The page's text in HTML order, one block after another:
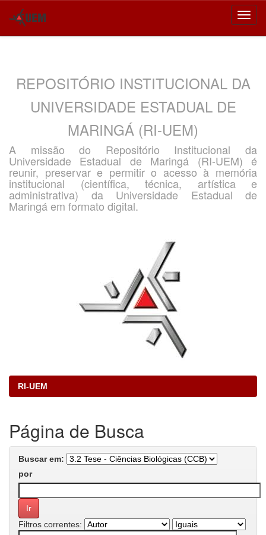
REPOSITÓRIO INSTITUCIONAL DA
UNIVERSIDADE ESTADUAL DE
MARINGÁ (RI-UEM)
A missão do Repositório Institucional da
Universidade Estadual de Maringá (RI-UEM) é
reunir, preservar e permitir o acesso à memória
institucional (científica, técnica, artística e
administrativa) da Universidade Estadual de
Maringá em formato digital.
RI-UEM
Página de Busca
Buscar em:
por
Filtros correntes: